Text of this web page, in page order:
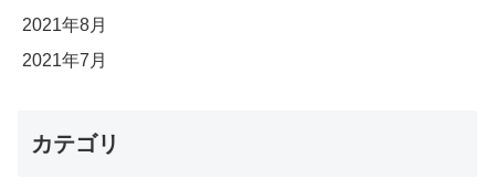
2021年8月
2021年7月
カテゴリ